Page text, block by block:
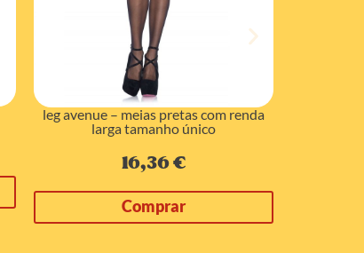
leg avenue – meias pretas com renda
larga tamanho único
16,36€
Comprar